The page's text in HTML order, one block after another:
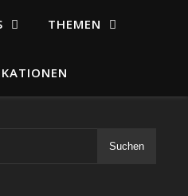
THEMEN
Suchen